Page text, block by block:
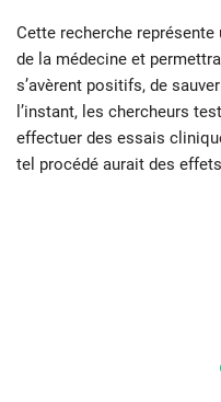
Cette recherche
de la médecine et
s’avèrent positifs, de
l’instant, les chercheurs
effectuer des essais
tel procédé aurait des